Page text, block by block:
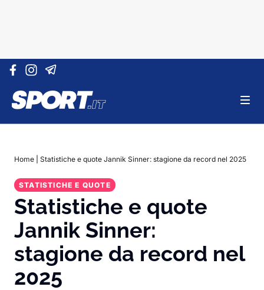
Vai al contenuto
Home Statistiche e quote Jannik Sinner: stagione da record nel 2025
STATISTICHE E QUOTE
Statistiche e quote
Jannik Sinner:
stagione da record nel
2025